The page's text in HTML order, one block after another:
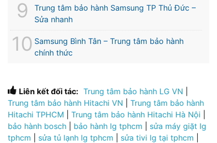
Trung tâm bảo hành Samsung TP Thủ Đức –
Sửa nhanh
Samsung Bình Tân – Trung tâm bảo hành
chính thức
Liên kết đối tác: Trung tâm bảo hành LG VN
Trung tâm bảo hành Hitachi VN
Trung tâm bảo hành
Hitachi TPHCM
Trung tâm bảo hành Hitachi Hà Nội
bảo hành bosch
bảo hành lg tphcm
sửa máy giặt lg
tphcm
sửa tủ lạnh lg tphcm sửa tivi lg tại tphcm